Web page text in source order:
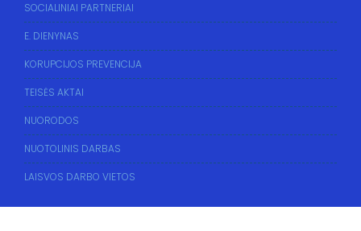
SOCIALINIAI PARTNERIAI
E. DIENYNAS
KORUPCIJOS PREVENCIJA
TEISĖS AKTAI
NUORODOS
NUOTOLINIS DARBAS
LAISVOS DARBO VIETOS